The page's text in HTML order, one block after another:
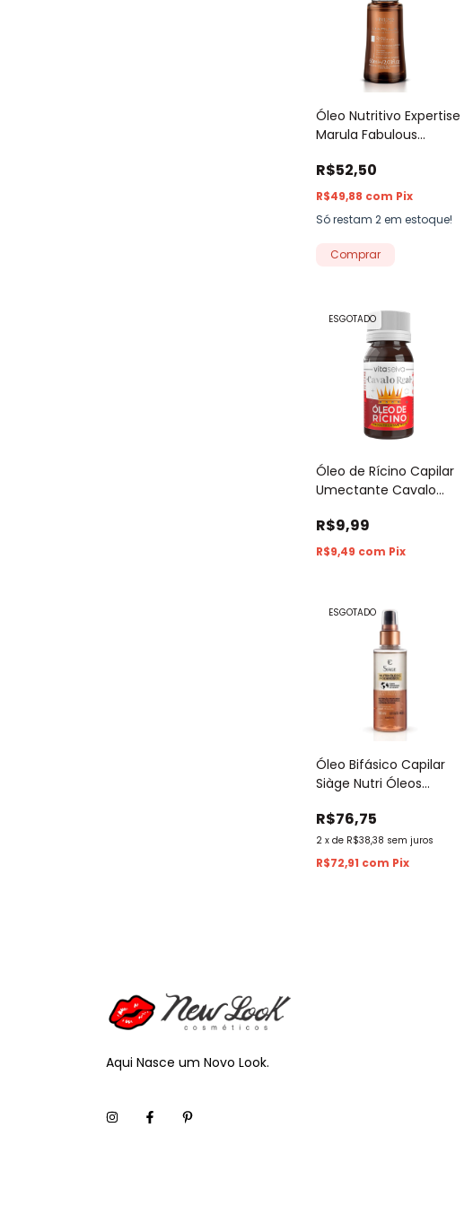
Óleo Nutritivo Expertise
Marula Fabulous
R$52,50
R$49,88 com Pix
Só restam2em estoque!
ESGOTADO
Óleo de Rícino Capilar
Umectante Cavalo
Puro 30ml
R$9,99
R$9,49 com Pix
ESGOTADO
Óleo Bifásico Capilar
Siàge Nutri Óleos
R$76,75
2 xde R$38,38 sem juros
R$72,91 com Pix
Aqui Nasce um Novo Look.